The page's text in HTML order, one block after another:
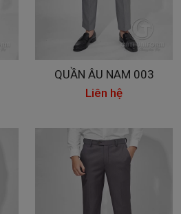
QUẦN ÂU NAM 003
Liên hệ